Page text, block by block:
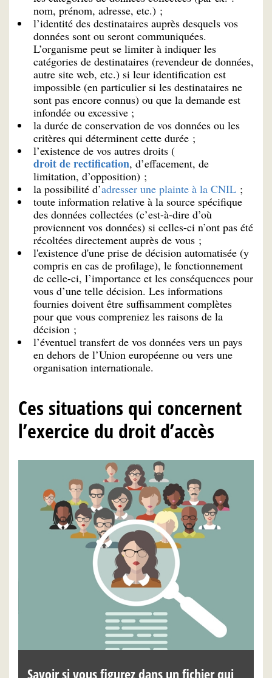
nom, prénom, adresse, etc.) ;
l’identité des destinataires auprès desquels vos
données sont ou seront communiquées.
L’organisme peut se limiter à indiquer les
catégories de destinataires (revendeur de données,
autre site web, etc.) si leur identification est
impossible (en particulier si les destinataires ne
sont pas encore connus) ou que la demande est
infondée ou excessive ;
la durée de conservation de vos données ou les
critères qui déterminent cette durée ;
l’existence de vos autres droits (
droit de rectification, d’effacement, de
limitation, d’opposition) ;
la possibilité d’adresser une plainte à la CNIL ;
toute information relative à la source spécifique
des données collectées (c’est-à-dire d’où
proviennent vos données) si celles-ci n’ont pas été
récoltées directement auprès de vous ;
l'existence d'une prise de décision automatisée (y
compris en cas de profilage), le fonctionnement
de celle-ci, l’importance et les conséquences pour
vous d’une telle décision. Les informations
fournies doivent être suffisamment complètes
pour que vous compreniez les raisons de la
décision ;
l’éventuel transfert de vos données vers un pays
en dehors de l’Union européenne ou vers une
organisation internationale.
Ces situations qui concernent
l’exercice du droit d’accès
Savoir si vous figurez dans un fichier qui